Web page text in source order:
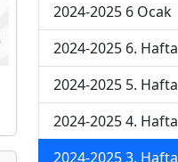
2024-2025 6 Ocak
2024-2025 6. Hafta
2024-2025 5. Hafta
2024-2025 4. Hafta
2024-2025 3. Hafta